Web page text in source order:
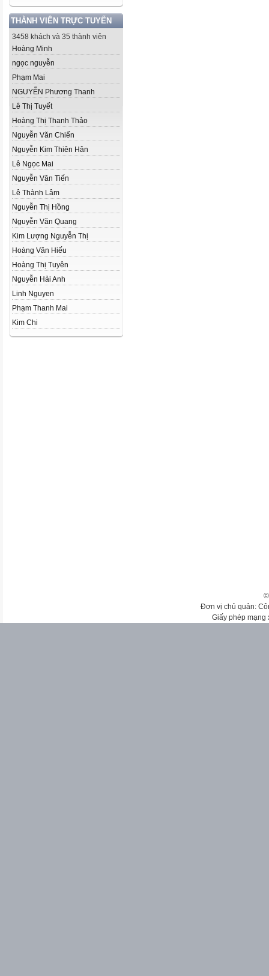
THÀNH VIÊN TRỰC TUYẾN
3458 khách và 35 thành viên
Hoàng Minh
ngọc nguyễn
Phạm Mai
NGUYỄN Phương Thanh
Lê Thị Tuyết
Hoàng Thị Thanh Thảo
Nguyễn Văn Chiến
Nguyễn Kim Thiên Hân
Lê Ngọc Mai
Nguyễn Văn Tiến
Lê Thành Lâm
Nguyễn Thị Hồng
Nguyễn Văn Quang
Kim Lượng Nguyễn Thị
Hoàng Văn Hiếu
Hoàng Thị Tuyên
Nguyễn Hải Anh
Linh Nguyen
Phạm Thanh Mai
Kim Chi
Đơn vị chủ quản:
Giấy phép mạng